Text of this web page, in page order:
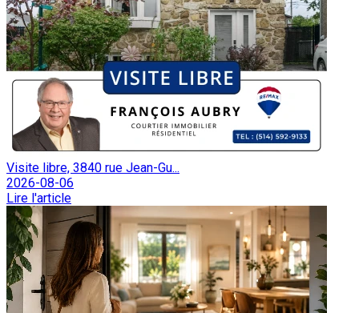
Visite libre, 3840 rue Jean-Gu...
2026-08-06
Lire l'article